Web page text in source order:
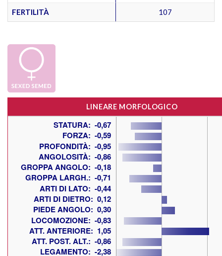
FERTILITÀ 107
LINEARE MORFOLOGICO